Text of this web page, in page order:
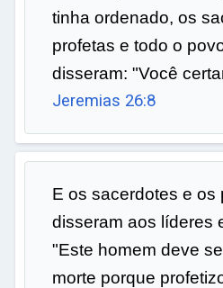
tinha ordenado, os
profetas e todo o
disseram: "Você
Jeremias 26:8
E os sacerdotes e os
disseram aos líderes
"Este homem deve
morte porque